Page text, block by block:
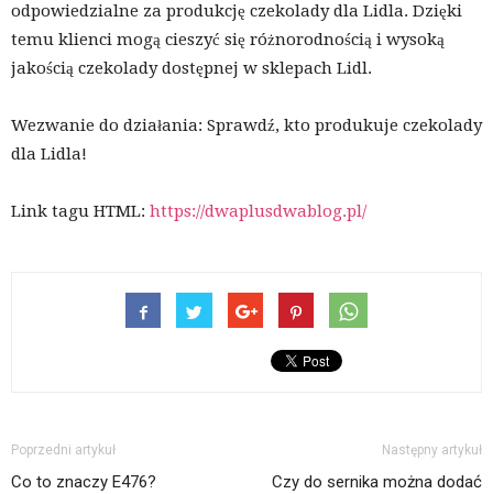
odpowiedzialne za produkcję czekolady dla Lidla. Dzięki
temu klienci mogą cieszyć się różnorodnością i wysoką
jakością czekolady dostępnej w sklepach Lidl.
Wezwanie do działania: Sprawdź, kto produkuje czekolady
dla Lidla!
Link tagu HTML: https://dwaplusdwablog.pl/
Poprzedni artykuł
Co to znaczy E476?
Następny artykuł
Czy do sernika można dodać